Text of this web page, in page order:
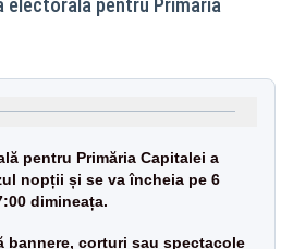
pentru Primăria Capitalei a
nopții și se va încheia pe 6
dimineața.
bannere, corturi sau spectacole